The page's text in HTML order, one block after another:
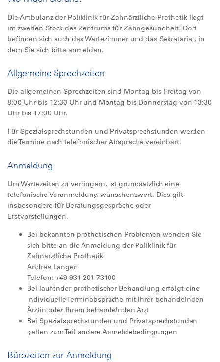
Die Ambulanz der Poliklinik für Zahnärztliche Prothetik liegt
im zweiten Stock des Zentrums für Zahngesundheit. Dort
befinden sich auch das Wartezimmer und das Sekretariat, in
dem Sie sich bitte anmelden.
Allgemeine Sprechzeiten
Die allgemeinen Sprechzeiten sind Montag bis Freitag von
8:00 Uhr bis 12:30 Uhr und Montag bis Donnerstag von 13:30
Uhr bis 17:00 Uhr.
Für Spezialsprechstunden und Privatsprechstunden werden
die Termine nach telefonischer Absprache vereinbart.
Anmeldung
Um Wartezeiten zu verringern, ist grundsätzlich eine
telefonische Voranmeldung wünschenswert. Dies gilt
insbesondere für Beratungsgespräche oder
Erstvorstellungen.
Bei bekannten prothetischen Problemen wenden Sie
sich bitte an die Anmeldung der Poliklinik für
Zahnärztliche Prothetik
Andrea Langer
Telefon: +49 931 201-73100
Bei laufender prothetischer Behandlung erfolgt eine
individuelle Terminabsprache mit Ihrer behandelnden
Ärztin oder Ihrem behandelnden Arzt
Bei Spezialsprechstunden und Privatsprechstunden
gelten zum Teil andere Anmeldebedingungen
Bürozeiten zur Anmeldung